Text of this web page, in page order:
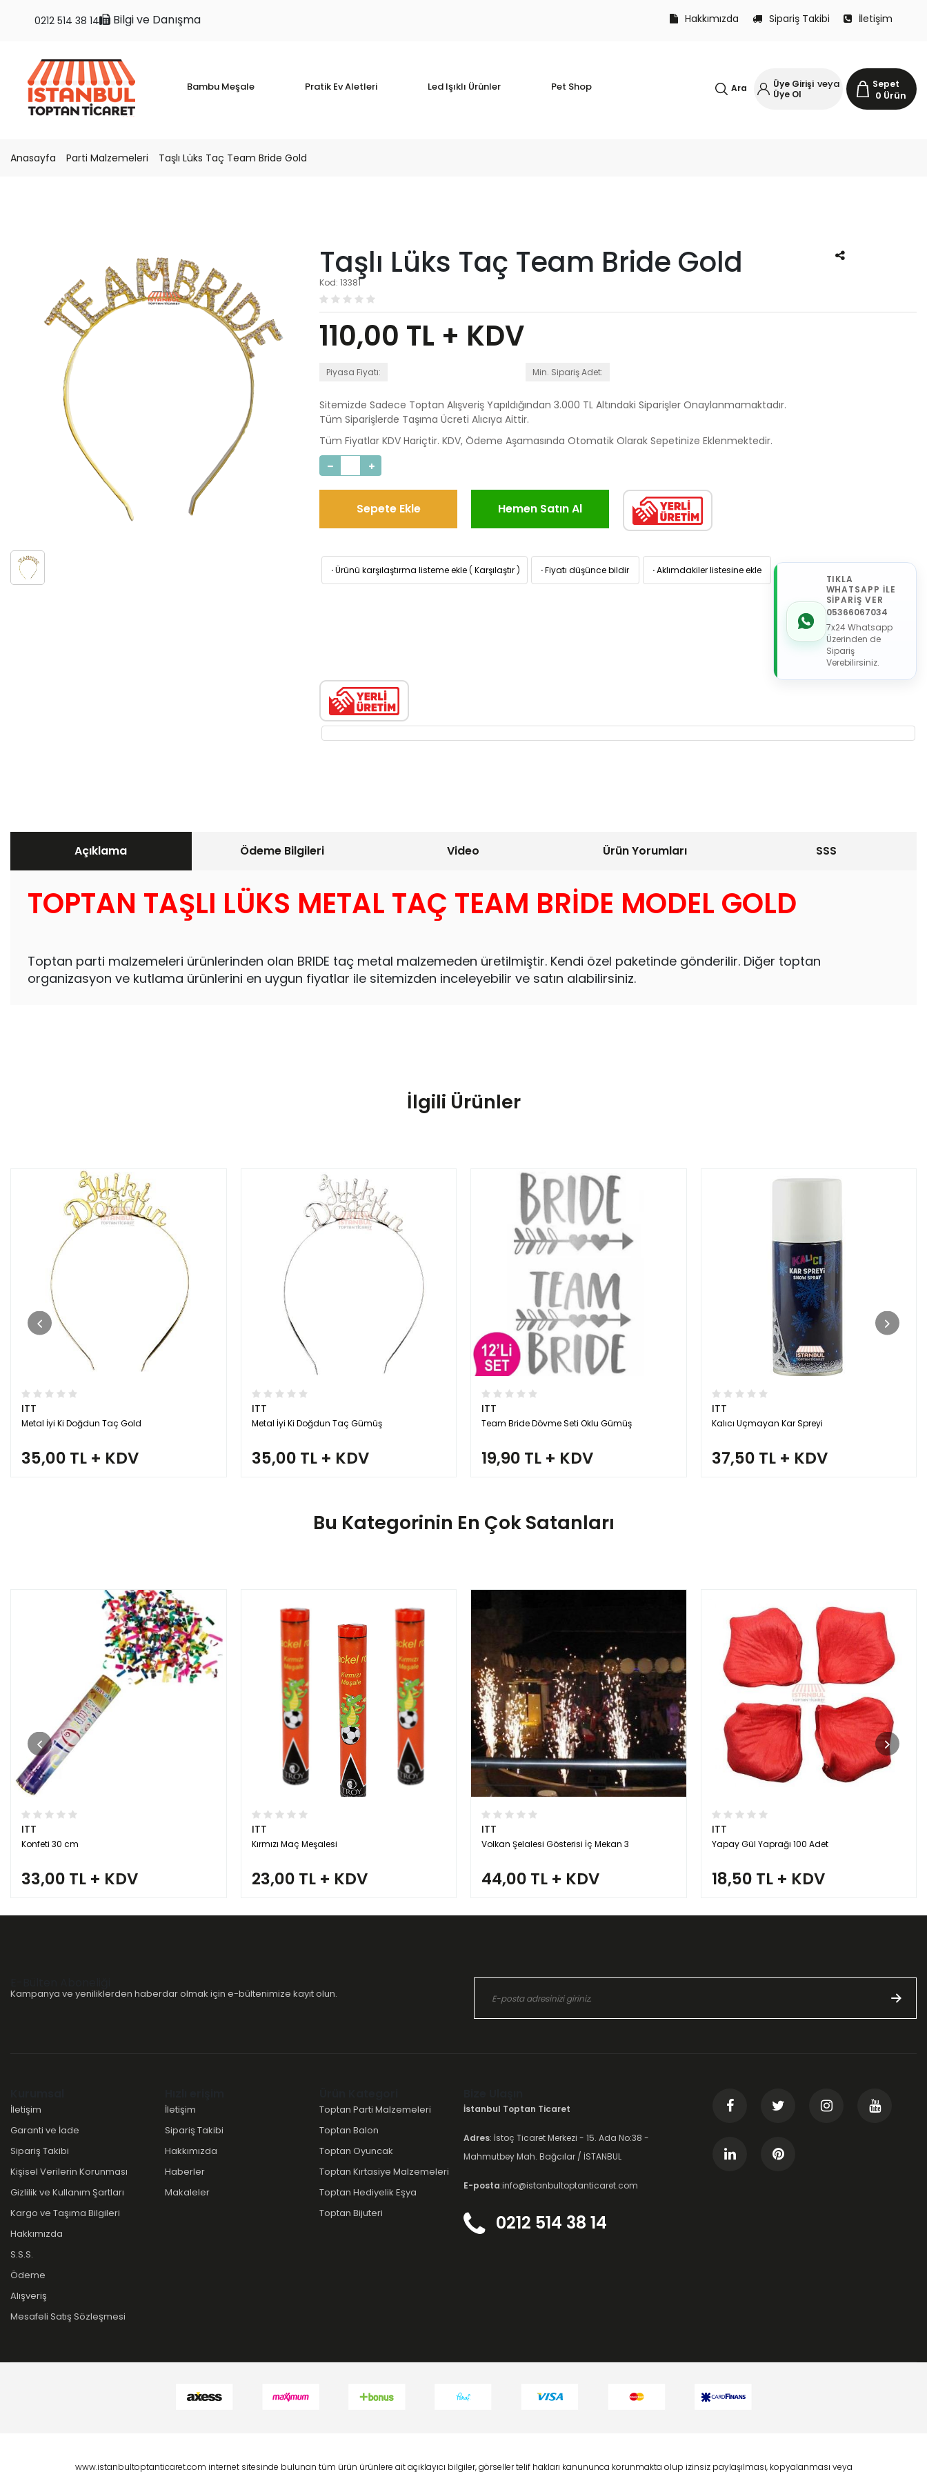
Bilgi ve Danışma
0212 514 38 14 Hakkımızda Sipariş Takibi İletişim
Bambu Meşale Pratik Ev Aletleri Led Işıklı Ürünler Pet Shop Sepet
0 Ürün
Üye Girişi veya
Üye Ol
Ara
Anasayfa Parti Malzemeleri Taşlı Lüks Taç Team Bride Gold
Taşlı Lüks Taç Team Bride Gold
Kod: 13381
110,00 TL + KDV
Piyasa Fiyatı: Min. Sipariş Adet:
Sitemizde Sadece Toptan Alışveriş Yapıldığından 3.000 TL Altındaki Siparişler Onaylanmamaktadır.
Tüm Siparişlerde Taşıma Ücreti Alıcıya Aittir.
Tüm Fiyatlar KDV Hariçtir. KDV, Ödeme Aşamasında Otomatik Olarak Sepetinize Eklenmektedir.
Sepete Ekle Hemen Satın Al
·Ürünü karşılaştırma listeme ekle ( Karşılaştır ) ·Fiyatı düşünce bildir ·Aklımdakiler listesine ekle
TIKLA
WHATSAPP İLE
SİPARİŞ VER
05366067034
7x24 Whatsapp
Üzerinden de
Sipariş
Verebilirsiniz.
Açıklama Ödeme Bilgileri Video Ürün Yorumları SSS
TOPTAN TAŞLI LÜKS METAL TAÇ TEAM BRİDE MODEL GOLD
Toptan parti malzemeleri ürünlerinden olan BRIDE taç metal malzemeden üretilmiştir. Kendi özel paketinde gönderilir. Diğer toptan
organizasyon ve kutlama ürünlerini en uygun fiyatlar ile sitemizden inceleyebilir ve satın alabilirsiniz.
İlgili Ürünler
ITT
Metal İyi Ki Doğdun Taç Gold
35,00 TL + KDV
ITT
Metal İyi Ki Doğdun Taç Gümüş
35,00 TL + KDV
ITT
Team Bride Dövme Seti Oklu Gümüş
19,90 TL + KDV
ITT
Kalıcı Uçmayan Kar Spreyi
37,50 TL + KDV
Bu Kategorinin En Çok Satanları
ITT
Konfeti 30 cm
33,00 TL + KDV
ITT
Kırmızı Maç Meşalesi
23,00 TL + KDV
ITT
Volkan Şelalesi Gösterisi İç Mekan 3
44,00 TL + KDV
ITT
Yapay Gül Yaprağı 100 Adet
18,50 TL + KDV
Kampanya ve yeniliklerden haberdar olmak için e-bültenimize kayıt olun.
İletişim
Garanti ve İade
Sipariş Takibi
Kişisel Verilerin Korunması
Gizlilik ve Kullanım Şartları
Kargo ve Taşıma Bilgileri
Hakkımızda
S.S.S.
Ödeme
Alışveriş
Mesafeli Satış Sözleşmesi
İletişim
Sipariş Takibi
Hakkımızda
Haberler
Makaleler
Toptan Parti Malzemeleri
Toptan Balon
Toptan Oyuncak
Toptan Kırtasiye Malzemeleri
Toptan Hediyelik Eşya
Toptan Bijuteri
İstanbul Toptan Ticaret
Adres: İstoç Ticaret Merkezi - 15. Ada No:38 -
Mahmutbey Mah. Bağcılar / İSTANBUL
E-posta:info@istanbultoptanticaret.com
0212 514 38 14
www.istanbultoptanticaret.com internet sitesinde bulunan tüm ürün ürünlere ait açıklayıcı bilgiler, görseller telif hakları kanununca korunmakta olup izinsiz paylaşılması, kopyalanması veya